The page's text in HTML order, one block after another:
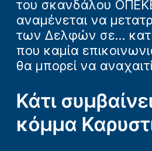
του σκανδάλου
αναμένεται να
των Δελφών σε...
που καμία
θα μπορεί να
Κάτι
κόμμα